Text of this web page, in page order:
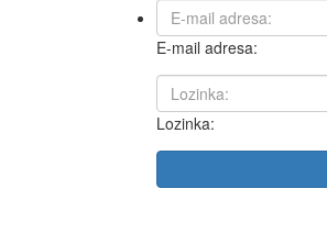
E-mail adresa:
Lozinka: